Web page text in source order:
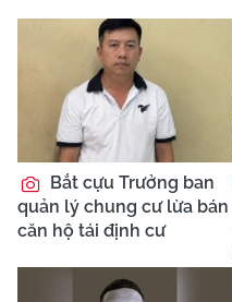
Bắt cựu Trưởng ban
quản lý chung cư lừa bán
căn hộ tái định cư